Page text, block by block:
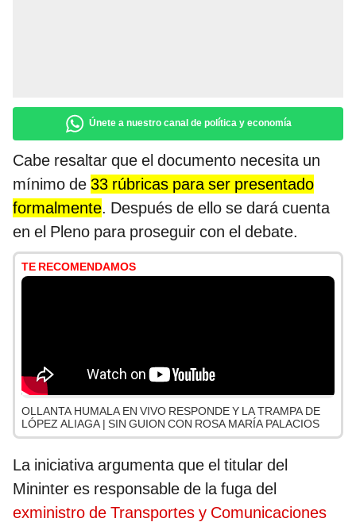
Únete a nuestro canal de política y economía
Cabe resaltar que el documento necesita un
mínimo de 33 rúbricas para ser presentado
formalmente. Después de ello se dará cuenta
en el Pleno para proseguir con el debate.
TE RECOMENDAMOS
OLLANTA HUMALA EN VIVO RESPONDE Y LA TRAMPA DE
LÓPEZ ALIAGA | SIN GUION CON ROSA MARÍA PALACIOS
La iniciativa argumenta que el titular del
Mininter es responsable de la fuga del
exministro de Transportes y Comunicaciones